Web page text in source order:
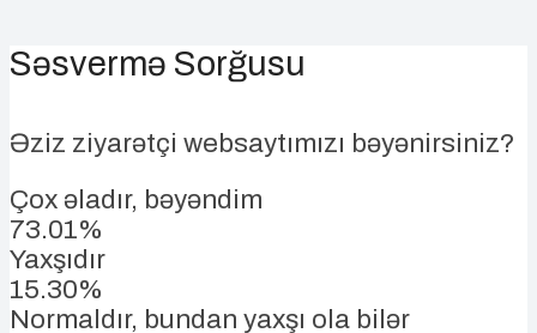
Səsvermə Sorğusu
Əziz ziyarətçi websaytımızı bəyənirsiniz?
Çox əladır, bəyəndim
73.01%
Yaxşıdır
15.30%
Normaldır, bundan yaxşı ola bilər